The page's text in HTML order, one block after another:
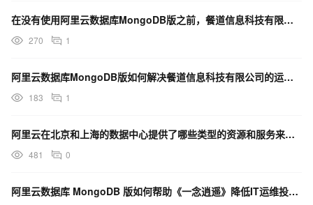
在没有使用阿里云数据库MongoDB版之前，餐道信息科技有限公司面临哪些技术挑战？
270 1
阿里云数据库MongoDB版如何解决餐道信息科技有限公司的运维难题？
183 1
阿里云在北京和上海的数据中心提供了哪些类型的资源和服务来满足不同业务需求？
481 0
阿里云数据库 MongoDB 版如何帮助《一念逍遥》降低IT运维投入？